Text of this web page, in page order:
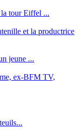
la tour Eiffel ...
et la productrice
jeune ...
ex-BFM TV,